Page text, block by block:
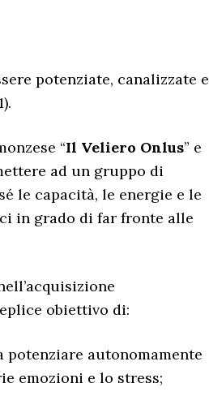
potenziate, canalizzate e
“Il Veliero Onlus” e
ad un gruppo di
le capacità, le energie e le
in grado di far fronte alle
obiettivo di:
autonomamente
emozioni e lo stress;